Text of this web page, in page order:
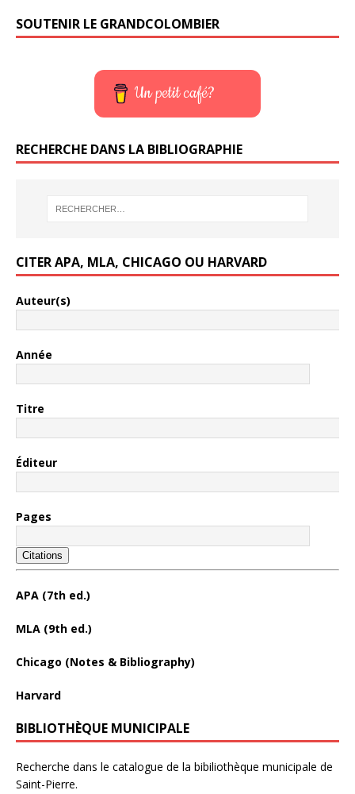
SOUTENIR LE GRANDCOLOMBIER
Un petit café?
RECHERCHE DANS LA BIBLIOGRAPHIE
CITER APA, MLA, CHICAGO OU HARVARD
Auteur(s)
Année
Titre
Éditeur
Pages
Citations
APA (7th ed.)
MLA (9th ed.)
Chicago (Notes & Bibliography)
Harvard
BIBLIOTHÈQUE MUNICIPALE
Recherche dans le catalogue de la bibiliothèque municipale de
Saint-Pierre.